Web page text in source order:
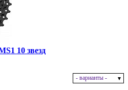
10 звезд
- варианты -